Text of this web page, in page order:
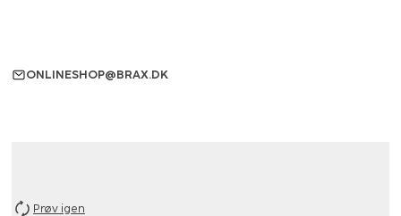
ONLINESHOP@BRAX.DK
Prøv igen